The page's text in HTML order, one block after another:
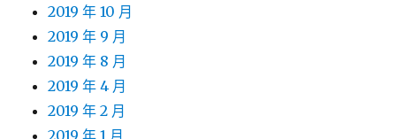
2019 年 10 月
2019 年 9 月
2019 年 8 月
2019 年 4 月
2019 年 2 月